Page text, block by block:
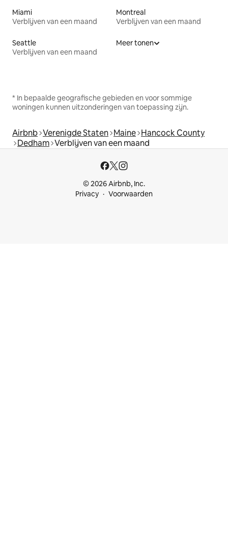
Miami
Verblijven van een maand
Montreal
Verblijven van een maand
Seattle
Verblijven van een maand
Meer tonen
* In bepaalde geografische gebieden en voor sommige
woningen kunnen uitzonderingen van toepassing zijn.
Airbnb Verenigde Staten Maine Hancock County
Dedham Verblijven van een maand
© 2026 Airbnb, Inc.
Privacy
Voorwaarden